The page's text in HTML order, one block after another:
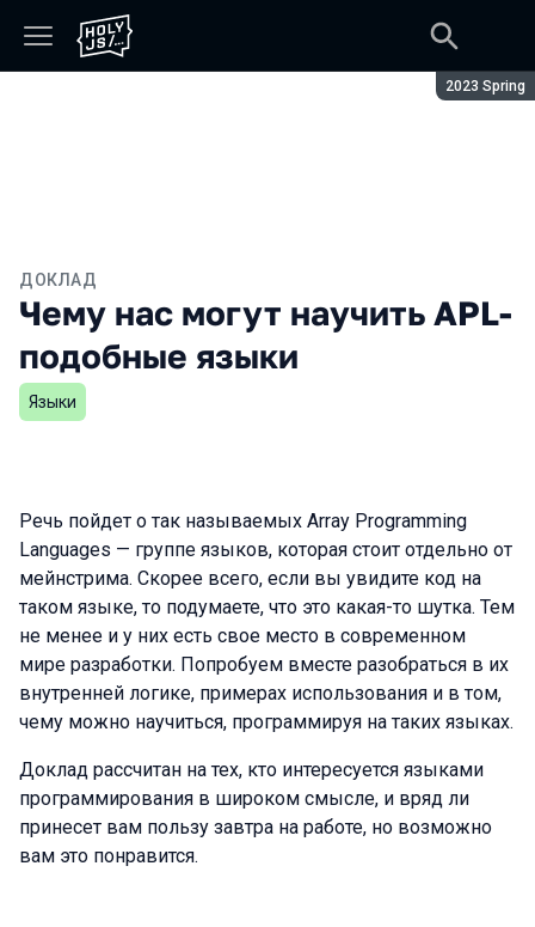
Сезон:
2023 Spring
ДОКЛАД
Чему нас могут научить APL-
подобные языки
Языки
Речь пойдет о так называемых Array Programming
Languages — группе языков, которая стоит отдельно от
мейнстрима. Скорее всего, если вы увидите код на
таком языке, то подумаете, что это какая-то шутка. Тем
не менее и у них есть свое место в современном
мире разработки. Попробуем вместе разобраться в их
внутренней логике, примерах использования и в том,
чему можно научиться, программируя на таких языках.
Доклад рассчитан на тех, кто интересуется языками
программирования в широком смысле, и вряд ли
принесет вам пользу завтра на работе, но возможно
вам это понравится.